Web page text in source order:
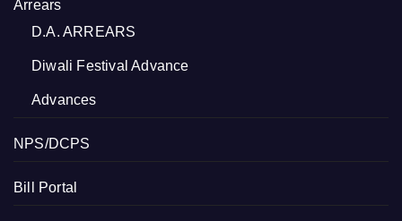
Arrears
D.A. ARREARS
Diwali Festival Advance
Advances
NPS/DCPS
Bill Portal